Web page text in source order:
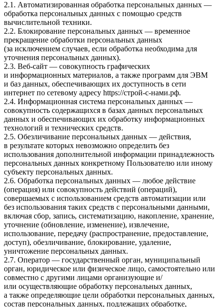
2.1. Автоматизированная обработка персональных данных —
обработка персональных данных с помощью средств
вычислительной техники.
2.2. Блокирование персональных данных — временное
прекращение обработки персональных данных
(за исключением случаев, если обработка необходима для
уточнения персональных данных).
2.3. Веб-сайт — совокупность графических
и информационных материалов, а также программ для ЭВМ
и баз данных, обеспечивающих их доступность в сети
интернет по сетевому адресу https://строй-с-нами.рф.
2.4. Информационная система персональных данных —
совокупность содержащихся в базах данных персональных
данных и обеспечивающих их обработку информационных
технологий и технических средств.
2.5. Обезличивание персональных данных — действия,
в результате которых невозможно определить без
использования дополнительной информации принадлежность
персональных данных конкретному Пользователю или иному
субъекту персональных данных.
2.6. Обработка персональных данных — любое действие
(операция) или совокупность действий (операций),
совершаемых с использованием средств автоматизации или
без использования таких средств с персональными данными,
включая сбор, запись, систематизацию, накопление, хранение,
уточнение (обновление, изменение), извлечение,
использование, передачу (распространение, предоставление,
доступ), обезличивание, блокирование, удаление,
уничтожение персональных данных.
2.7. Оператор — государственный орган, муниципальный
орган, юридическое или физическое лицо, самостоятельно или
совместно с другими лицами организующие и/
или осуществляющие обработку персональных данных,
а также определяющие цели обработки персональных данных,
состав персональных данных, подлежащих обработке,